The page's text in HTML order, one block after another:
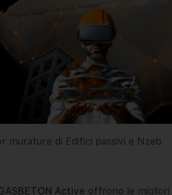
murature di Edifici passivi e Nzeb.
Active offrono le migliori